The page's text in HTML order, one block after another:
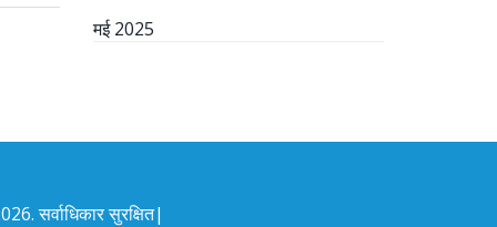
मई 2025
सर्वाधिकार सुरक्षित|